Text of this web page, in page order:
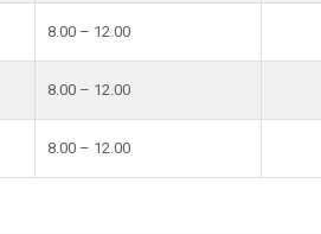
8.00 – 12.00
8.00 – 12.00
8.00 – 12.00